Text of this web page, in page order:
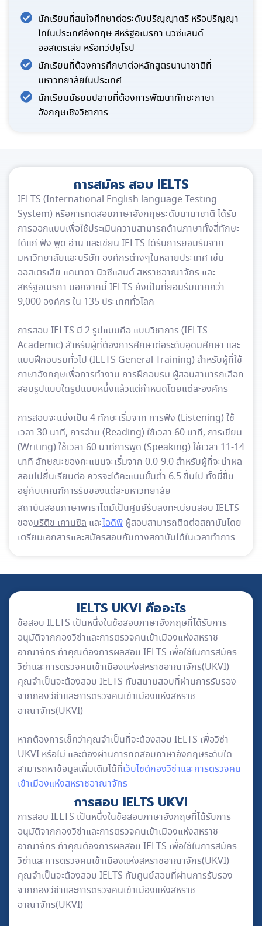
นักเรียนที่สนใจศึกษาต่อระดับปริญญาตรี หรือปริญญา
โทในประเทศอังกฤษ สหรัฐอเมริกา นิวซีแลนด์
ออสเตรเลีย หรือทวีปยุโรป
นักเรียนที่ต้องการศึกษาต่อหลักสูตรนานาชาติที่
มหาวิทยาลัยในประเทศ
นักเรียนมัธยมปลายที่ต้องการพัฒนาทักษะภาษา
อังกฤษเชิงวิชาการ
การสมัคร สอบ IELTS
IELTS (International English language Testing
System) หรือการทดสอบภาษาอังกฤษระดับนานาชาติ ได้รับ
การออกแบบเพื่อใช้ประเมินความสามารถด้านภาษาทั้งสี่ทักษะ
ได้แก่ ฟัง พูด อ่าน และเขียน IELTS ได้รับการยอมรับจาก
มหาวิทยาลัยและบริษัท องค์กรต่างๆในหลายประเทศ เช่น
ออสเตรเลีย แคนาดา นิวซีแลนด์ สหราชอาณาจักร และ
สหรัฐอเมริกา นอกจากนี้ IELTS ยังเป็นที่ยอมรับมากกว่า
9,000 องค์กร ใน 135 ประเทศทั่วโลก
การสอบ IELTS มี 2 รูปแบบคือ แบบวิชาการ (IELTS
Academic) สำหรับผู้ที่ต้องการศึกษาต่อระดับอุดมศึกษา และ
แบบฝึกอบรมทั่วไป (IELTS General Training) สำหรับผู้ที่ใช้
ภาษาอังกฤษเพื่อการทำงาน การฝึกอบรม ผู้สอบสามารถเลือก
สอบรูปแบบใดรูปแบบหนึ่งแล้วแต่กำหนดโดยแต่ละองค์กร
การสอบจะแบ่งเป็น 4 ทักษะเริ่มจาก การฟัง (Listening) ใช้
เวลา 30 นาที, การอ่าน (Reading) ใช้เวลา 60 นาที, การเขียน
(Writing) ใช้เวลา 60 นาทีการพูด (Speaking) ใช้เวลา 11-14
นาที ลักษณะของคะแนนจะเริ่มจาก 0.0-9.0 สำหรับผู้ที่จะนำผล
สอบไปยื่นเรียนต่อ ควรจะได้คะแนนขั้นต่ำ 6.5 ขึ้นไป ทั้งนี้ขึ้น
อยู่กับเกณฑ์การรับของแต่ละมหาวิทยาลัย
สถาบันสอนภาษาพาราไดม์เป็นศูนย์รับลงทะเบียนสอบ IELTS
ของบริติช เคานซิล และไอดีพี ผู้สอบสามารถติดต่อสถาบันโดย
เตรียมเอกสารและสมัครสอบกับทางสถาบันได้ในเวลาทำการ
IELTS UKVI คืออะไร
ข้อสอบ IELTS เป็นหนึ่งในข้อสอบภาษาอังกฤษที่ได้รับการ
อนุมัติจากกองวีซ่าและการตรวจคนเข้าเมืองแห่งสหราช
อาณาจักร ถ้าคุณต้องการผลสอบ IELTS เพื่อใช้ในการสมัคร
วีซ่าและการตรวจคนเข้าเมืองแห่งสหราชอาณาจักร(UKVI)
คุณจำเป็นจะต้องสอบ IELTS กับสนามสอบที่ผ่านการรับรอง
จากกองวีซ่าและการตรวจคนเข้าเมืองแห่งสหราช
อาณาจักร(UKVI)
หากต้องการเช็คว่าคุณจำเป็นที่จะต้องสอบ IELTS เพื่อวีซ่า
UKVI หรือไม่ และต้องผ่านการทดสอบภาษาอังกฤษระดับใด
สามารถหาข้อมูลเพิ่มเติมได้ที่เว็บไซต์กองวีซ่าและการตรวจคน
เข้าเมืองแห่งสหราชอาณาจักร
การสอบ IELTS UKVI
การสอบ IELTS เป็นหนึ่งในข้อสอบภาษาอังกฤษที่ได้รับการ
อนุมัติจากกองวีซ่าและการตรวจคนเข้าเมืองแห่งสหราช
อาณาจักร ถ้าคุณต้องการผลสอบ IELTS เพื่อใช้ในการสมัคร
วีซ่าและการตรวจคนเข้าเมืองแห่งสหราชอาณาจักร(UKVI)
คุณจำเป็นจะต้องสอบ IELTS กับศูนย์สอบที่ผ่านการรับรอง
จากกองวีซ่าและการตรวจคนเข้าเมืองแห่งสหราช
อาณาจักร(UKVI)